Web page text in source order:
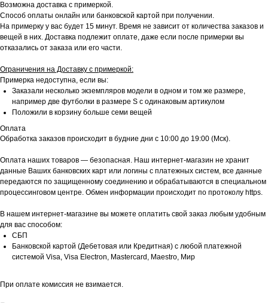
Возможна доставка с примеркой.
Способ оплаты онлайн или банковской картой при получении.
На примерку у вас будет 15 минут. Время не зависит от количества заказов и
вещей в них. Доставка подлежит оплате, даже если после примерки вы
отказались от заказа или его части.
Ограничения на Доставку с примеркой:
Примерка недоступна, если вы:
Заказали несколько экземпляров модели в одном и том же размере,
например две футболки в размере S с одинаковым артикулом
Положили в корзину больше семи вещей
Оплата
Обработка заказов происходит в будние дни с 10:00 до 19:00 (Мск).
Оплата наших товаров — безопасная. Наш интернет-магазин не хранит
данные Ваших банковских карт или логины с платежных систем, все данные
передаются по защищенному соединению и обрабатываются в специальном
процессинговом центре. Обмен информации происходит по протоколу https.
В нашем интернет-магазине вы можете оплатить свой заказ любым удобным
для вас способом:
СБП
Банковской картой (Дебетовая или Кредитная) с любой платежной
системой Visa, Visa Electron, Mastercard, Maestro, Мир
При оплате комиссия не взимается.